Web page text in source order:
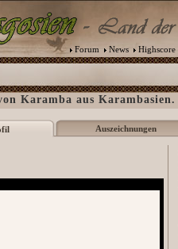
Forum News Highscore
Karamba aus Karambasien.
Auszeichnungen